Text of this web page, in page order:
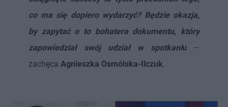
co ma się dopiero wydarzyć? Będzie okazja,
by zapytać o to bohatera dokumentu, który
zapowiedział swój udział w spotkaniu –
zachęca Agnieszka Osmólska-Ilczuk.